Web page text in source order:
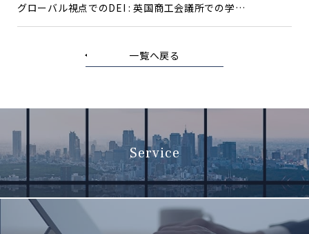
グローバル視点でのDEI : 英国商工会議所での学…
一覧へ戻る
Service